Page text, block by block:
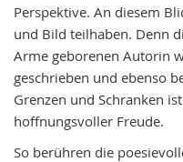
Perspektive. An diesem
und Bild teilhaben. Denn
Arme geborenen Autorin
geschrieben und ebenso
Grenzen und Schranken
hoffnungsvoller Freude.
So berühren die